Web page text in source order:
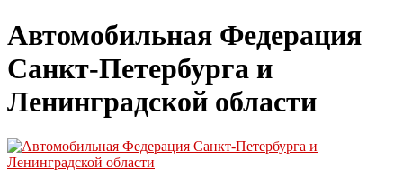
Автомобильная Федерация
Санкт-Петербурга и
Ленинградской области